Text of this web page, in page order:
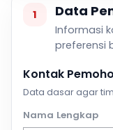
1 Data
Informasi
preferensi
Kontak
Data dasar agar
Nama Lengkap